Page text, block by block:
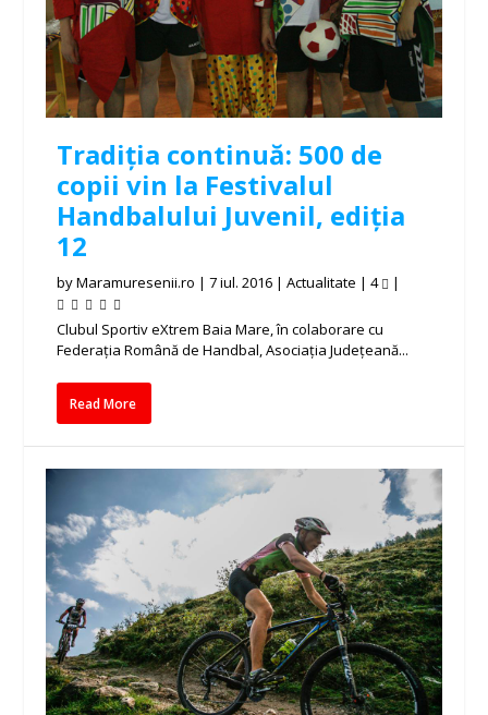
Tradiția continuă: 500 de
copii vin la Festivalul
Handbalului Juvenil, ediția
12
byMaramuresenii.ro |7 iul. 2016 |Actualitate |4 |
Clubul Sportiv eXtrem Baia Mare, în colaborare cu
Federația Română de Handbal, Asociația Județeană...
Read More